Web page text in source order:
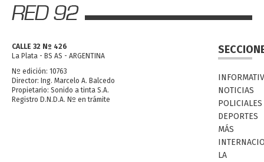
CALLE 32 Nº 426
La Plata - BS AS - ARGENTINA
Nº edición: 10763
Director: Ing. Marcelo A. Balcedo
Propietario: Sonido a tinta S.A.
Registro D.N.D.A. Nº en trámite
NOTICIAS
POLICIALES
DEPORTES
MÁS
LA